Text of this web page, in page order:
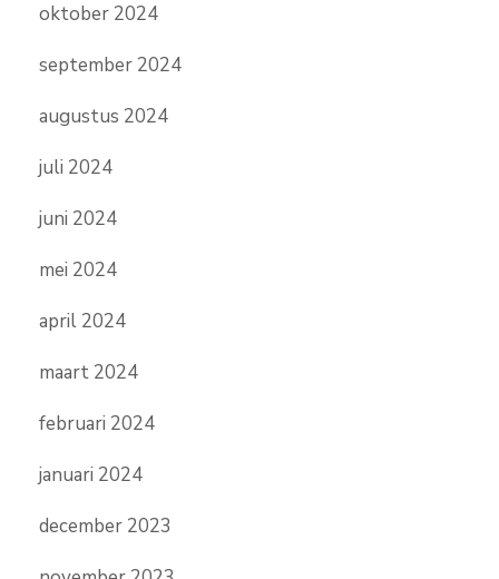
oktober 2024
september 2024
augustus 2024
juli 2024
juni 2024
mei 2024
april 2024
maart 2024
februari 2024
januari 2024
december 2023